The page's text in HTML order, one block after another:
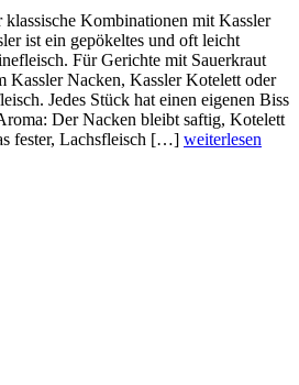
Kombinationen mit Kassler
ist ein gepökeltes und oft leicht
Für Gerichte mit Sauerkraut
Kassler Nacken, Kassler Kotelett oder
Jedes Stück hat einen eigenen Biss
Der Nacken bleibt saftig, Kotelett
fester, Lachsfleisch […] weiterlesen